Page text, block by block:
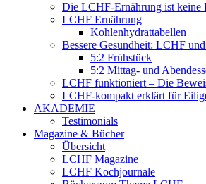
Die LCHF-Ernährung ist keine
LCHF Ernährung
Kohlenhydrattabellen
Bessere Gesundheit: LCHF
5:2 Frühstück
5:2 Mittag- und
LCHF funktioniert – Die
LCHF-kompakt erklärt für
AKADEMIE
Testimonials
Magazine & Bücher
Übersicht
LCHF Magazine
LCHF Kochjournale